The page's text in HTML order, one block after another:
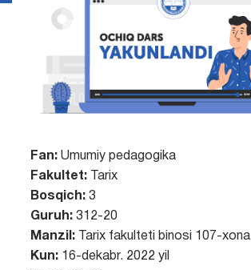
Fan: Umumiy pedagogika
Fakultet:Tarix
Bosqich:3
Guruh:312-20
Manzil:Tarix fakulteti binosi 107-xona
Kun: 16-dekabr. 2022 yil